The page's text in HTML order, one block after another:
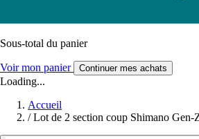
Sous-total du panier
Voir mon panier Continuer mes achats
Loading...
Accueil
/ Lot de 2 section coup Shimano